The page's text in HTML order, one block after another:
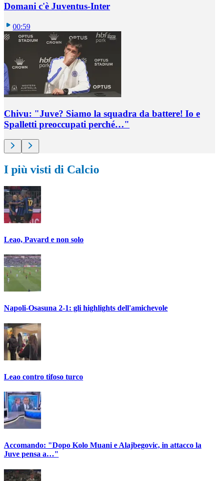
Domani c'è Juventus-Inter
00:59
Chivu: "Juve? Siamo la squadra da battere! Io e
Spalletti preoccupati perché…"
I più visti di Calcio
Leao, Pavard e non solo
Napoli-Osasuna 2-1: gli highlights dell'amichevole
Leao contro tifoso turco
Accomando: "Dopo Kolo Muani e Alajbegovic, in attacco la
Juve pensa a…"